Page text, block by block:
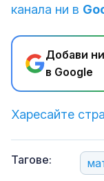
канала ни в
Добави
в Google
Харесайте
Тагове: